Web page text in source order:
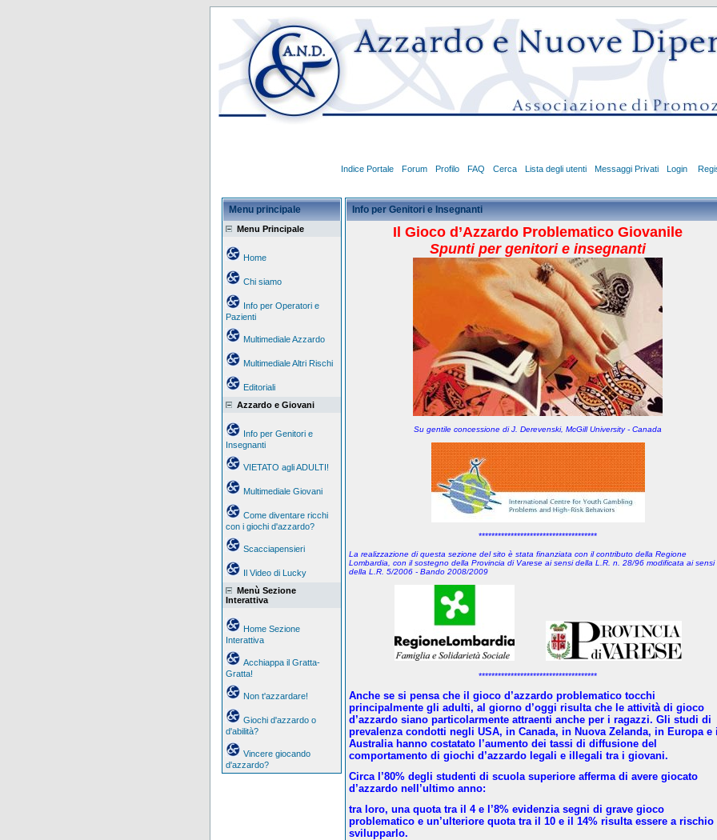
Indice Portale Forum Profilo FAQ Cerca Lista degli utenti Messaggi Privati Login
Menu principale
Menu Principale
Home
Chi siamo
Info per Operatori e
Pazienti
Multimediale Azzardo
Multimediale Altri Rischi
Editoriali
Azzardo e Giovani
Info per Genitori e
Insegnanti
VIETATO agli ADULTI!
Multimediale Giovani
Come diventare ricchi
con i giochi d'azzardo?
Scacciapensieri
Il Video di Lucky
Menù Sezione
Interattiva
Home Sezione
Interattiva
Acchiappa il Gratta-
Gratta!
Non t'azzardare!
Giochi d'azzardo o
d'abilità?
Vincere giocando
d'azzardo?
Info per Genitori e Insegnanti
Il Gioco d’Azzardo Problematico Giovanile
Spunti per genitori e insegnanti
Su gentile concessione di J. Derevenski, McGill University - Canada
*************************************
La realizzazione di questa sezione del sito è stata finanziata con il contributo della Regione
Lombardia, con il sostegno della Provincia di Varese ai sensi della L.R. n. 28/96 modificata ai sensi
della L.R. 5/2006 - Bando 2008/2009
*************************************
Anche se si pensa che il gioco d’azzardo problematico tocchi
principalmente gli adulti, al giorno d’oggi risulta che le attività di gioco
d’azzardo siano particolarmente attraenti anche per i ragazzi. Gli studi di
prevalenza condotti negli USA, in Canada, in Nuova Zelanda, in Europa e
Australia hanno costatato l’aumento dei tassi di diffusione del
comportamento di giochi d’azzardo legali e illegali tra i giovani.
Circa l’80% degli studenti di scuola superiore afferma di avere giocato
d’azzardo nell’ultimo anno:
tra loro, una quota tra il 4 e l’8% evidenzia segni di grave gioco
problematico e un’ulteriore quota tra il 10 e il 14% risulta essere a rischio
svilupparlo.